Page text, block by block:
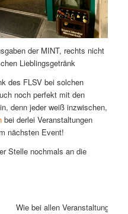
der MINT, rechts nicht
Lieblingsgetränk
des FLSV bei solchen
noch perfekt mit den
denn jeder weiß inzwischen,
bei derlei Veranstaltungen
nächsten Event!
Stelle nochmals an die
Wie bei allen Veranstaltungen